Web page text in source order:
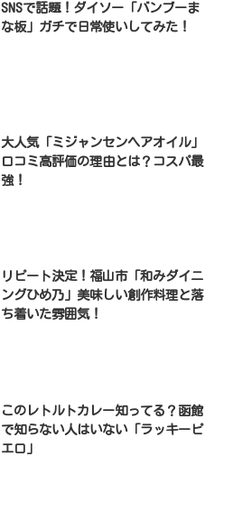
SNSで話題！ダイソー「バンブーま
な板」ガチで日常使いしてみた！
大人気「ミジャンセンヘアオイル」
口コミ高評価の理由とは？コスパ最
強！
リピート決定！福山市「和みダイニ
ングひめ乃」美味しい創作料理と落
ち着いた雰囲気！
このレトルトカレー知ってる？函館
で知らない人はいない「ラッキーピ
エロ」